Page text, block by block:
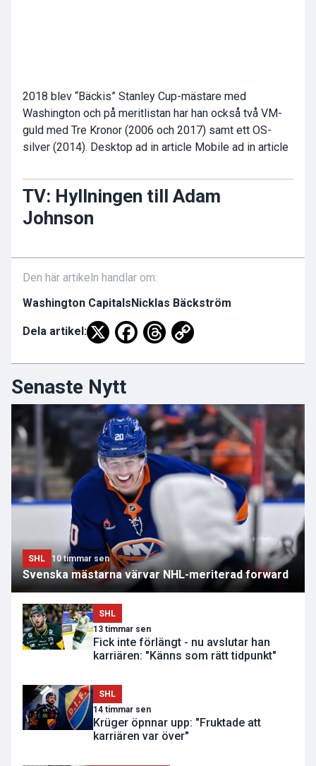
2018 blev “Bäckis” Stanley Cup-mästare med
Washington och på meritlistan har han också två VM-
guld med Tre Kronor (2006 och 2017) samt ett OS-
silver (2014). Desktop ad in article Mobile ad in article
TV: Hyllningen till Adam
Johnson
Den här artikeln handlar om:
Washington Capitals Nicklas Bäckström
Dela artikel:
Senaste Nytt
SHL 10 timmar sen
Svenska mästarna värvar NHL-meriterad forward
SHL
13 timmar sen
Fick inte förlängt - nu avslutar han
karriären: "Känns som rätt tidpunkt"
SHL
14 timmar sen
Krüger öpnnar upp: "Fruktade att
karriären var över"